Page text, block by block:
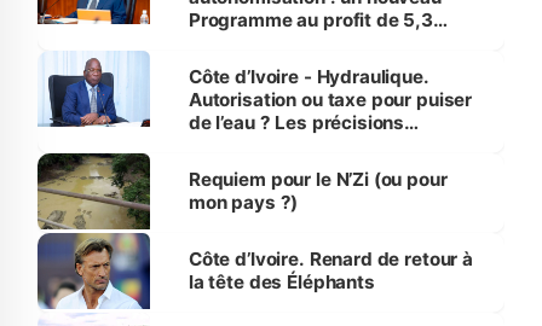
Programme au profit de 5,3
Côte d’Ivoire - Hydraulique.
Autorisation ou taxe pour puiser
de l’eau ? Les précisions
Requiem pour le N’Zi (ou pour
mon pays ?)
Côte d’Ivoire. Renard de retour à
la tête des Éléphants